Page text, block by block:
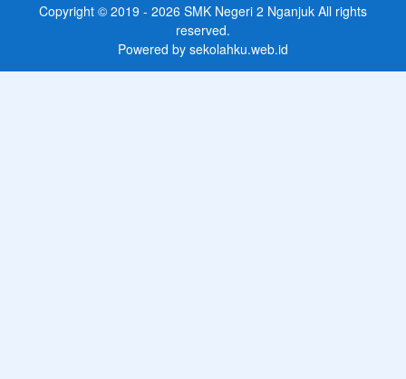
Copyright © 2019 - 2026 SMK Negeri 2 Nganjuk All rights
reserved.
Powered by sekolahku.web.id